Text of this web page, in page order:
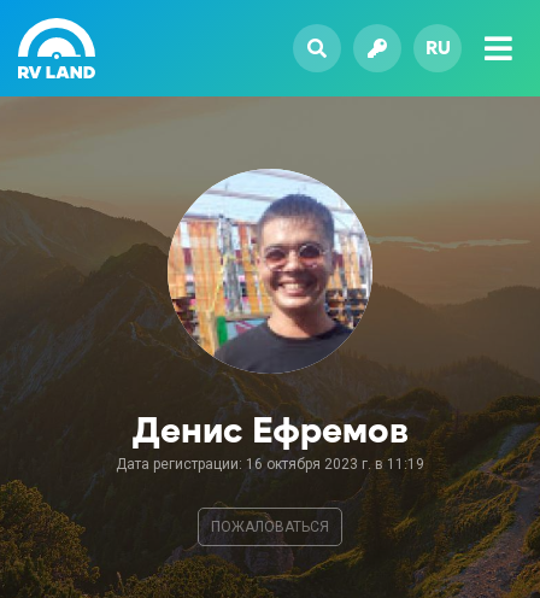
RU
Денис Ефремов
Дата регистрации: 16 октября 2023 г. в 11:19
ПОЖАЛОВАТЬСЯ